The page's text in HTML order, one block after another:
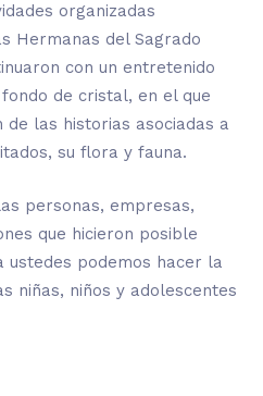
organizadas
Hermanas del Sagrado
con un entretenido
de cristal, en el que
de las historias asociadas a
su flora y fauna.
personas, empresas,
que hicieron posible
ustedes podemos hacer la
niñas, niños y adolescentes